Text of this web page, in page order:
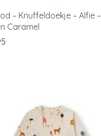
– Knuffeldoekje – Alfie –
Caramel